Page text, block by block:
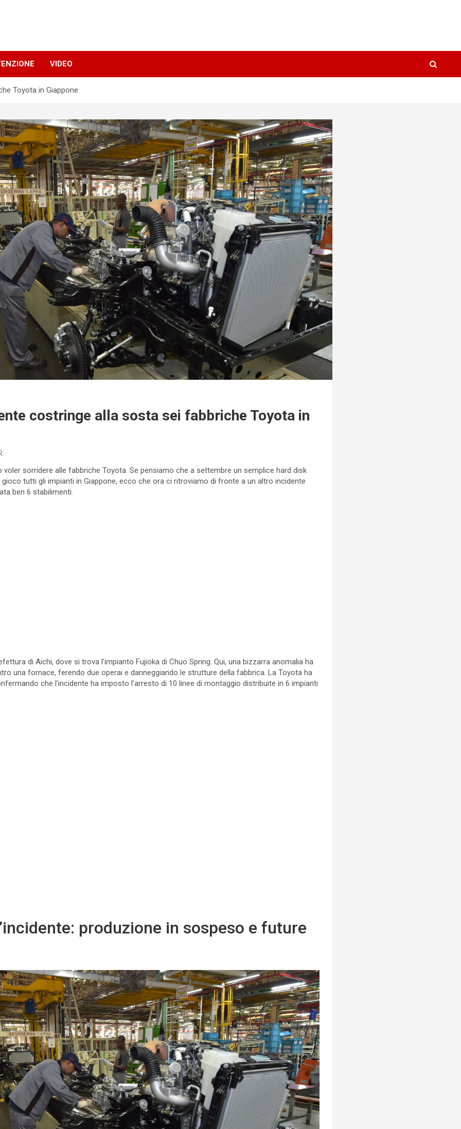
VIDEO
Toyota in Giappone
costringe alla sosta sei fabbriche Toyota in
voler sorridere alle fabbriche Toyota. Se pensiamo che a settembre un semplice hard disk
tutti gli impianti in Giappone, ecco che ora ci ritroviamo di fronte a un altro incidente
ben 6 stabilimenti.
di Aichi, dove si trova l’impianto Fujioka di Chuo Spring. Qui, una bizzarra anomalia ha
una fornace, ferendo due operai e danneggiando le strutture della fabbrica. La Toyota ha
che l’incidente ha imposto l’arresto di 10 linee di montaggio distribuite in 6 impianti
produzione in sospeso e future